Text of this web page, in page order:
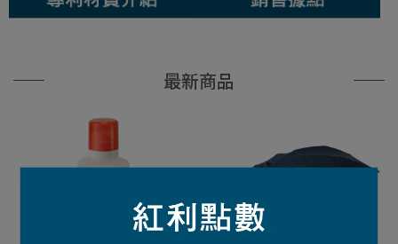
最新商品